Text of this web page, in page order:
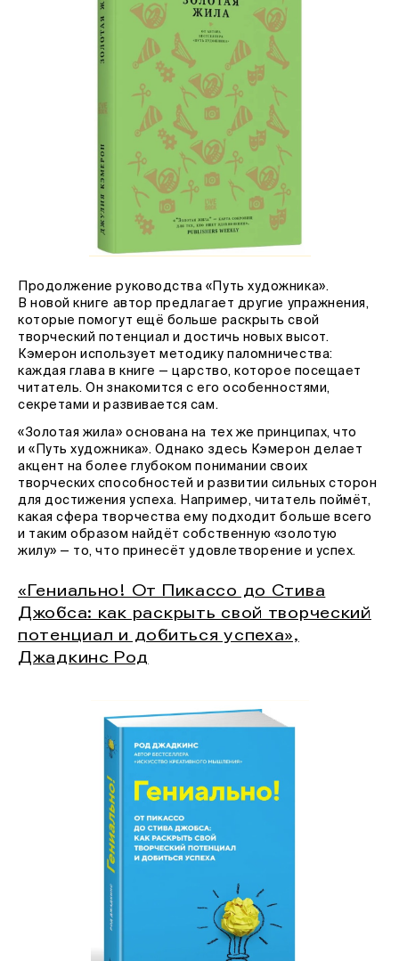
Продолжение руководства «Путь художника».
В новой книге автор предлагает другие упражнения,
которые помогут ещё больше раскрыть свой
творческий потенциал и достичь новых высот.
Кэмерон использует методику паломничества:
каждая глава в книге — царство, которое посещает
читатель. Он знакомится с его особенностями,
секретами и развивается сам.
«Золотая жила» основана на тех же принципах, что
и «Путь художника». Однако здесь Кэмерон делает
акцент на более глубоком понимании своих
творческих способностей и развитии сильных сторон
для достижения успеха. Например, читатель поймёт,
какая сфера творчества ему подходит больше всего
и таким образом найдёт собственную «золотую
жилу» — то, что принесёт удовлетворение и успех.
«Гениально! От Пикассо до Стива
Джобса: как раскрыть свой творческий
потенциал и добиться успеха»,
Джадкинс Род